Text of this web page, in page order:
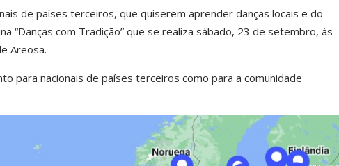
de países terceiros, que quiserem aprender danças locais e do
“Danças com Tradição” que se realiza sábado, 23 de setembro, às
Areosa.
para nacionais de países terceiros como para a comunidade